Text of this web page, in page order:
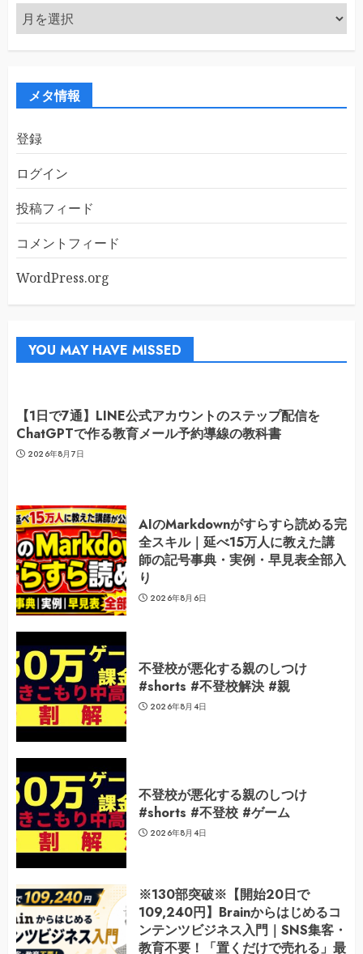
ア
ー
カ
メタ情報
登録
ログイン
投稿フィード
コメントフィード
WordPress.org
YOU MAY HAVE MISSED
【1日で7通】LINE公式アカウントのステップ配信を
ChatGPTで作る教育メール予約導線の教科書
2026年8月7日
AIのMarkdownがすらすら読める完
全スキル｜延べ15万人に教えた講
師の記号事典・実例・早見表全部入
り
2026年8月6日
不登校が悪化する親のしつけ
#shorts #不登校解決 #親
2026年8月4日
不登校が悪化する親のしつけ
#shorts #不登校 #ゲーム
2026年8月4日
※130部突破※【開始20日で
109,240円】Brainからはじめるコ
ンテンツビジネス入門｜SNS集客・
教育不要！「置くだけで売れる」最